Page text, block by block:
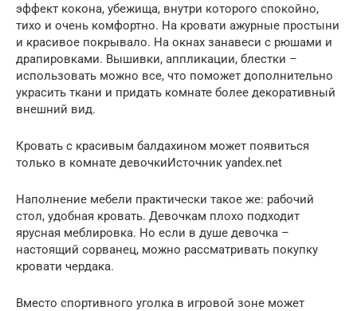
эффект кокона, убежища, внутри которого спокойно,
тихо и очень комфортно. На кровати ажурные простыни
и красивое покрывало. На окнах занавеси с рюшами и
драпировками. Вышивки, аппликации, блестки –
использовать можно все, что поможет дополнительно
украсить ткани и придать комнате более декоративный
внешний вид.
Кровать с красивым балдахином может появиться
только в комнате девочкиИсточник yandex.net
Наполнение мебели практически такое же: рабочий
стол, удобная кровать. Девочкам плохо подходит
ярусная меблировка. Но если в душе девочка –
настоящий сорванец, можно рассматривать покупку
кровати чердака.
Вместо спортивного уголка в игровой зоне может